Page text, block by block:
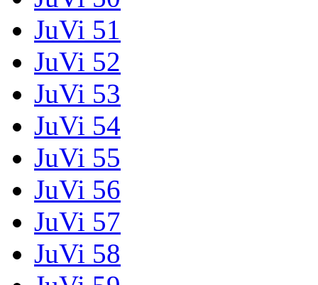
JuVi 51
JuVi 52
JuVi 53
JuVi 54
JuVi 55
JuVi 56
JuVi 57
JuVi 58